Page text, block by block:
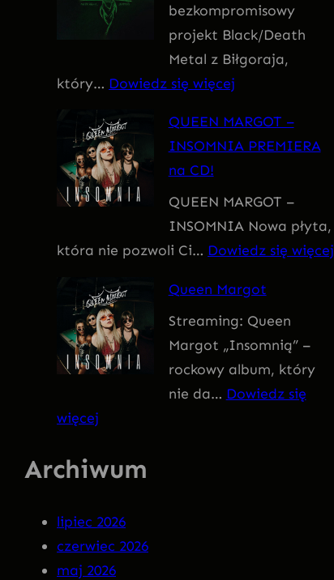
i
a
bezkompromisowy
projekt Black/Death
Metal z Biłgoraja,
który… Dowiedz się więcej
U
G
T
I
V
S
QUEEN MARGOT –
INSOMNIA PREMIERA
na CD!
QUEEN MARGOT –
INSOMNIA Nowa płyta,
która nie pozwoli Ci… Dowiedz się więcej
Queen Margot
Streaming: Queen
Margot „Insomnią” –
rockowy album, który
nie da… Dowiedz się
więcej
u
e
n
M
Archiwum
lipiec 2026
czerwiec 2026
maj 2026